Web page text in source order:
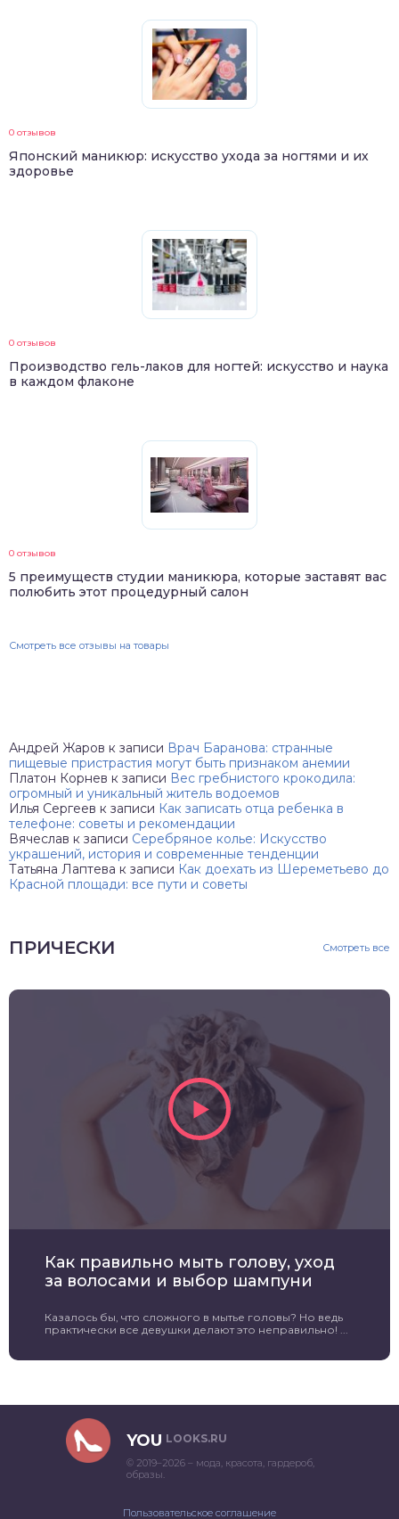
0 отзывов
Японский маникюр: искусство ухода за ногтями и их
здоровье
0 отзывов
Производство гель-лаков для ногтей: искусство и наука
в каждом флаконе
0 отзывов
5 преимуществ студии маникюра, которые заставят вас
полюбить этот процедурный салон
Смотреть все отзывы на товары
Андрей Жаров к записи Врач Баранова: странные
пищевые пристрастия могут быть признаком анемии
Платон Корнев к записи Вес гребнистого крокодила:
огромный и уникальный житель водоемов
Илья Сергеев к записи Как записать отца ребенка в
телефоне: советы и рекомендации
Вячеслав к записи Серебряное колье: Искусство
украшений, история и современные тенденции
Татьяна Лаптева к записи Как доехать из Шереметьево до
Красной площади: все пути и советы
ПРИЧЕСКИ Смотреть все
Как правильно мыть голову, уход
за волосами и выбор шампуни
Казалось бы, что сложного в мытье головы? Но ведь
практически все девушки делают это неправильно! ...
YOU LOOKS.RU
© 2019–2026 – мода, красота, гардероб,
образы.
Пользовательское соглашение